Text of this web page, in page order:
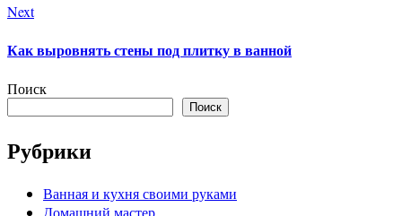
Next
Как выровнять стены под плитку в ванной
Поиск
Поиск
Рубрики
Ванная и кухня своими руками
Домашний мастер